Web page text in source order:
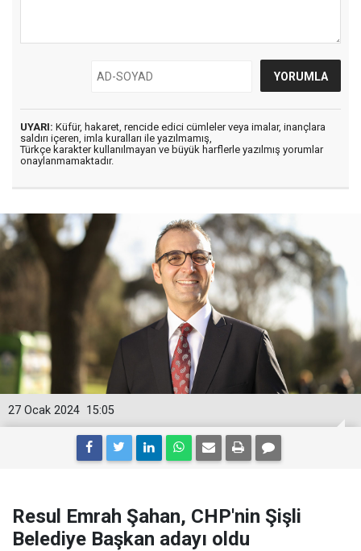
UYARI: Küfür, hakaret, rencide edici cümleler veya imalar, inançlara
saldırı içeren, imla kuralları ile yazılmamış,
Türkçe karakter kullanılmayan ve büyük harflerle yazılmış yorumlar
onaylanmamaktadır.
15:05
27 Ocak 2024
Resul Emrah Şahan, CHP'nin Şişli
Belediye Başkan adayı oldu